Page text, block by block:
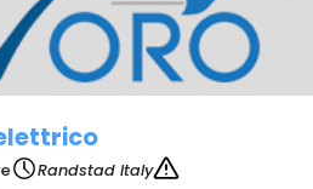
Randstad Italy